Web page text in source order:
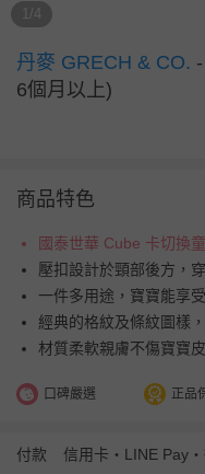
1/4
丹麥 GRECH & CO. -
6個月以上)
商品特色
國泰世華 Cube 卡切換
壓扣設計於頸部後方，
一件多用途，寶寶能享
經典的格紋及條紋圖樣
材質柔軟親膚不傷寶寶
口碑嚴選 正品
付款